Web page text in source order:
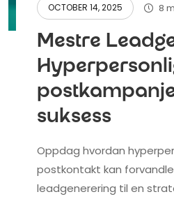
OCTOBER 14, 2025 8
Mestre
suksess
Oppdag hvordan
postkontakt kan
leadgenerering til en